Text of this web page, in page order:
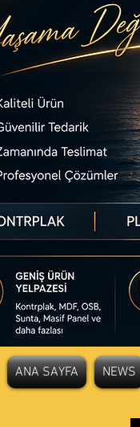
ANA SAYFA NEWS